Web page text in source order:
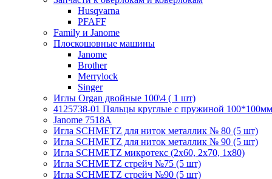
Husqvarna
PFAFF
Family и Janome
Плоскошовные машины
Janome
Brother
Merrylock
Singer
Иглы Organ двойные 100\4 ( 1 шт)
4125738-01 Пяльцы круглые с пружиной
Janome 7518A
Игла SCHMETZ для ниток металлик № 80 (5 шт)
Игла SCHMETZ для ниток металлик № 90 (5 шт)
Игла SCHMETZ микротекс (2х60, 2х70, 1х80)
Игла SCHMETZ стрейч №75 (5 шт)
Игла SCHMETZ стрейч №90 (5 шт)